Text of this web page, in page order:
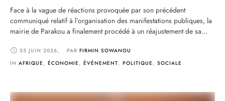
Face à la vague de réactions provoquée par son précédent
communiqué relatif à l’organisation des manifestations publiques, la
mairie de Parakou a finalement procédé à un réajustement de sa
2026, l’autorité municipale ne fait plus mention du paiement de 50
000 FCFA qui avait …
25 JUIN 2026, PAR FIRMIN SOWANOU
IN AFRIQUE , ÉCONOMIE , ÉVÉNEMENT, POLITIQUE , SOCIALE